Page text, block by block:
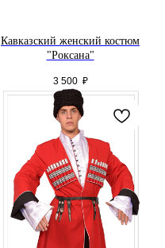
Кавказский женский костюм
"Роксана"
3 500 ₽